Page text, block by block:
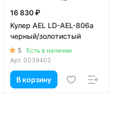
16 830 ₽
Кулер AEL LD-AEL-806a
черный/золотистый
5
Есть в наличии
Арт. 0039402
В корзину